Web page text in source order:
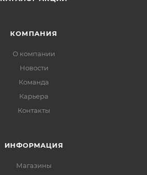
КОМПАНИЯ
О компании
Новости
Команда
Карьера
Контакты
ИНФОРМАЦИЯ
Магазины